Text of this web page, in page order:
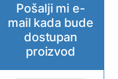
Pošalji mi e-
mail kada bude
dostupan
proizvod